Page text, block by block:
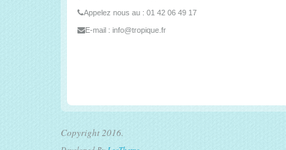
Appelez nous au : 01 42 06 49 17
E-mail : info@tropique.fr
Copyright 2016.